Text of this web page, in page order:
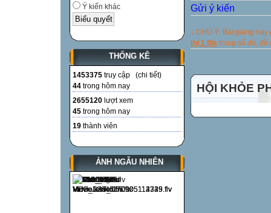
Ý kiến khác
THỐNG KÊ
1453375 truy cập (chi tiết)
44 trong hôm nay
2655120 lượt xem
45 trong hôm nay
19 thành viên
ẢNH NGẪU NHIÊN
2464
Gửi ý kiến
↓ CHÚ Ý: Bài giảng này
thị 1 file trong số đó, đề
HỘI KHỎE